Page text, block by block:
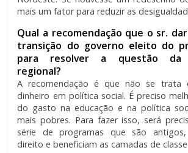
mais um fator para reduzir as
Qual a recomendação que o sr.
transição do governo eleito do
para resolver a questão da
regional?
A recomendação é que não se trata
dinheiro em política social. É preciso
do gasto na educação e na política
mais pobres. Para fazer isso, será
série de programas que são
direito e beneficiam as camadas de